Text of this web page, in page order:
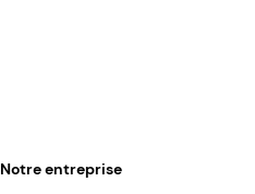
Notre entreprise